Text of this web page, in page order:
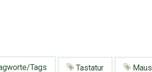
Tags Tastatur Maus